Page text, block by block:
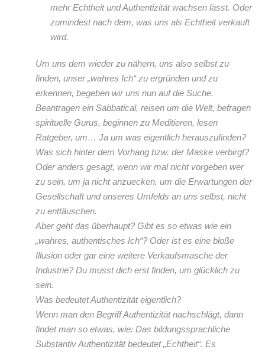
mehr Echtheit und Authentizität wachsen lässt. Oder
zumindest nach dem, was uns als Echtheit verkauft
wird.
Um uns dem wieder zu nähern, uns also selbst zu
finden, unser „wahres Ich“ zu ergründen und zu
erkennen, begeben wir uns nun auf die Suche.
Beantragen ein Sabbatical, reisen um die Welt, befragen
spirituelle Gurus, beginnen zu Meditieren, lesen
Ratgeber, um… Ja um was eigentlich herauszufinden?
Was sich hinter dem Vorhang bzw. der Maske verbirgt?
Oder anders gesagt, wenn wir mal nicht vorgeben wer
zu sein, um ja nicht anzuecken, um die Erwartungen der
Gesellschaft und unseres Umfelds an uns selbst, nicht
zu enttäuschen.
Aber geht das überhaupt? Gibt es so etwas wie ein
„wahres, authentisches Ich“? Oder ist es eine bloße
Illusion oder gar eine weitere Verkaufsmasche der
Industrie? Du musst dich erst finden, um glücklich zu
sein.
Was bedeutet Authentizität eigentlich?
Wenn man den Begriff Authentizität nachschlägt, dann
findet man so etwas, wie: Das bildungssprachliche
Substantiv Authentizität bedeutet „Echtheit“. Es